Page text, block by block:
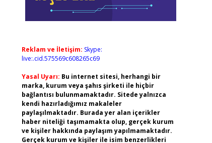
Reklam ve İletişim: Skype:
live:.cid.575569c608265c69
Yasal Uyarı: Bu internet sitesi, herhangi bir
marka, kurum veya şahıs şirketi ile hiçbir
bağlantısı bulunmamaktadır. Sitede yalnızca
kendi hazırladığımız makaleler
paylaşılmaktadır. Burada yer alan içerikler
haber niteliği taşımamakta olup, gerçek kurum
ve kişiler hakkında paylaşım yapılmamaktadır.
Gerçek kurum ve kişiler ile isim benzerlikleri